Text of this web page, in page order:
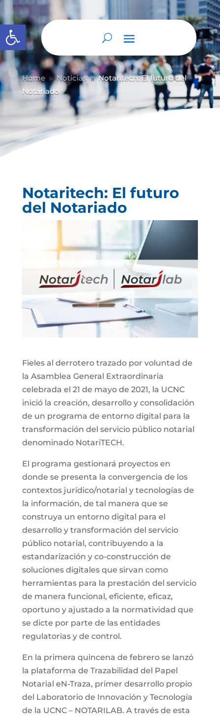
Abrir barra de herramientas
Home 9 Noticias 9 Notaritech: El futuro del
Notariado
Notaritech: El futuro
del Notariado
Fieles al derrotero trazado por voluntad de
la Asamblea General Extraordinaria
celebrada el 21 de mayo de 2021, la UCNC
inició la creación, desarrollo y consolidación
de un programa de entorno digital para la
transformación del servicio público notarial
denominado NotariTECH.
El programa gestionará proyectos en
donde se presenta la convergencia de los
contextos jurídico/notarial y tecnologías de
la información, de tal manera que se
construya un entorno digital para el
desarrollo y transformación del servicio
público notarial, contribuyendo a la
estandarización y co-construcción de
soluciones digitales que sirvan como
herramientas para la prestación del servicio
de manera funcional, eficiente, eficaz,
oportuno y ajustado a la normatividad que
se dicte por parte de las entidades
regulatorias y de control.
En la primera quincena de febrero se lanzó
la plataforma de Trazabilidad del Papel
Notarial eN-Traza, primer desarrollo propio
del Laboratorio de Innovación y Tecnología
de la UCNC – NOTARILAB. A través de esta